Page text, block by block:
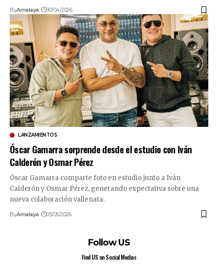
ByAmalaya 30/04/2026
LANZAMIENTOS
Óscar Gamarra sorprende desde el estudio con Iván
Calderón y Osmar Pérez
Óscar Gamarra comparte foto en estudio junto a Iván
Calderón y Osmar Pérez, generando expectativa sobre una
nueva colaboración vallenata.
ByAmalaya 05/05/2026
Follow US
Find US on Social Medias